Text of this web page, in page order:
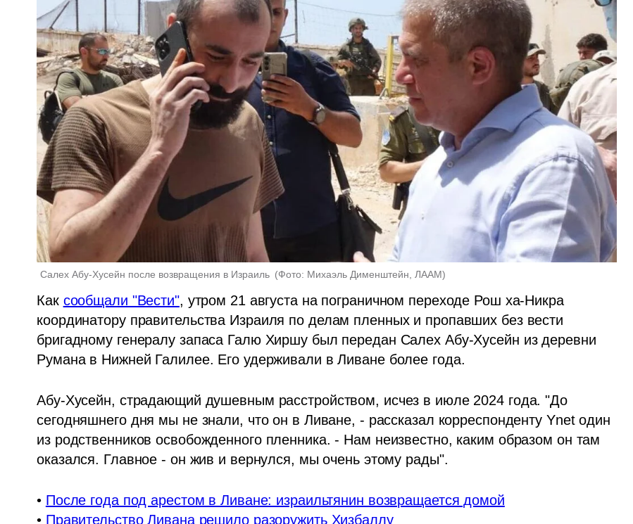
Салех Абу-Хусейн после возвращения в Израиль (Фото: Михаэль Дименштейн, ЛААМ)
Как сообщали "Вести", утром 21 августа на пограничном переходе Рош ха-Никра
координатору правительства Израиля по делам пленных и пропавших без вести
бригадному генералу запаса Галю Хиршу был передан Салех Абу-Хусейн из деревни
Румана в Нижней Галилее. Его удерживали в Ливане более года.
Абу-Хусейн, страдающий душевным расстройством, исчез в июле 2024 года. "До
сегодняшнего дня мы не знали, что он в Ливане, - рассказал корреспонденту Ynet один
из родственников освобожденного пленника. - Нам неизвестно, каким образом он там
оказался. Главное - он жив и вернулся, мы очень этому рады".
• После года под арестом в Ливане: израильтянин возвращается домой
• Правительство Ливана решило разоружить Хизбаллу